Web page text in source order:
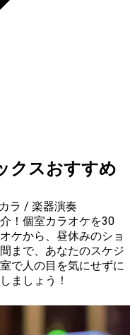
クスおすすめ
ラ / 楽器演奏
！個室カラオケを30
ケから、昼休みのショ
まで、あなたのスケジ
で人の目を気にせずに
ましょう！